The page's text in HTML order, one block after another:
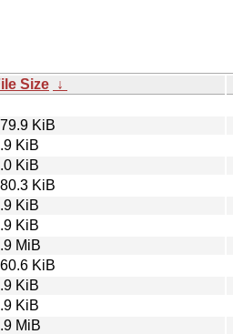
Size ↓
KiB
KiB
KiB
KiB
KiB
KiB
MiB
KiB
KiB
KiB
MiB